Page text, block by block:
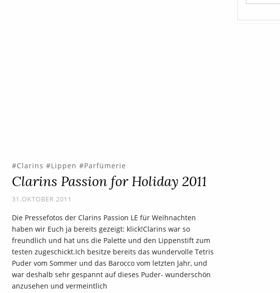
Clarins Lippen Parfümerie
Clarins Passion for Holiday 2011
31.OKTOBER 2011
Die Pressefotos der Clarins Passion LE für Weihnachten
haben wir Euch ja bereits gezeigt: klick!Clarins war so
freundlich und hat uns die Palette und den Lippenstift zum
testen zugeschickt.Ich besitze bereits das wundervolle Tetris
Puder vom Sommer und das Barocco vom letzten Jahr, und
war deshalb sehr gespannt auf dieses Puder- wunderschön
anzusehen und vermeintlich